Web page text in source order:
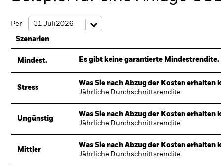
Per
Szenarien
Mindest. Es gibt keine garantierte
Stress
Was Sie nach Abzug der Kosten erhalten
Jährliche Durchschnittsrendite
Ungünstig
Was Sie nach Abzug der Kosten erhalten
Jährliche Durchschnittsrendite
Mittler
Was Sie nach Abzug der Kosten erhalten
Jährliche Durchschnittsrendite